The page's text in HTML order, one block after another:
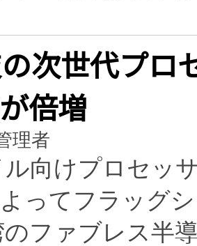
次世代プロ
倍増
理者
向けプロセッ
ってフラッグ
ファブレス半